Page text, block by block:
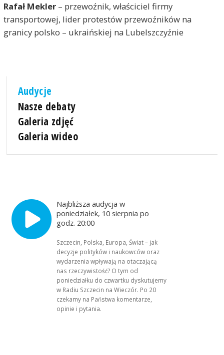
Rafał Mekler– przewoźnik, właściciel firmy
transportowej, lider protestów przewoźników na
granicy polsko – ukraińskiej na Lubelszczyźnie
Audycje
Nasze debaty
Galeria zdjęć
Galeria wideo
Najbliższa audycja w
poniedziałek, 10 sierpnia po
godz. 20:00
Szczecin, Polska, Europa, Świat – jak
decyzje polityków i naukowców oraz
wydarzenia wpływają na otaczającą
nas rzeczywistość? O tym od
poniedziałku do czwartku dyskutujemy
w Radiu Szczecin na Wieczór. Po 20
czekamy na Państwa komentarze,
opinie i pytania.